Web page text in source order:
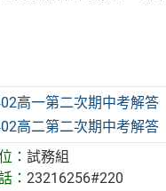
高一第二次期中考解答
高二第二次期中考解答
：試務組
：23216256#220